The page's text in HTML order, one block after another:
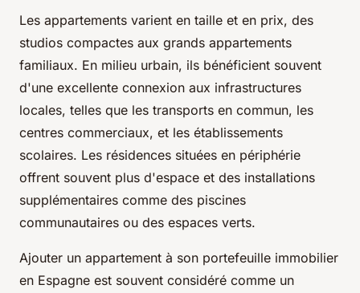
Les appartements varient en taille et en prix, des
studios compactes aux grands appartements
familiaux. En milieu urbain, ils bénéficient souvent
d'une excellente connexion aux infrastructures
locales, telles que les transports en commun, les
centres commerciaux, et les établissements
scolaires. Les résidences situées en périphérie
offrent souvent plus d'espace et des installations
supplémentaires comme des piscines
communautaires ou des espaces verts.
Ajouter un appartement à son portefeuille immobilier
en Espagne est souvent considéré comme un